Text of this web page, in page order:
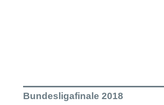
Bundesligafinale 2018